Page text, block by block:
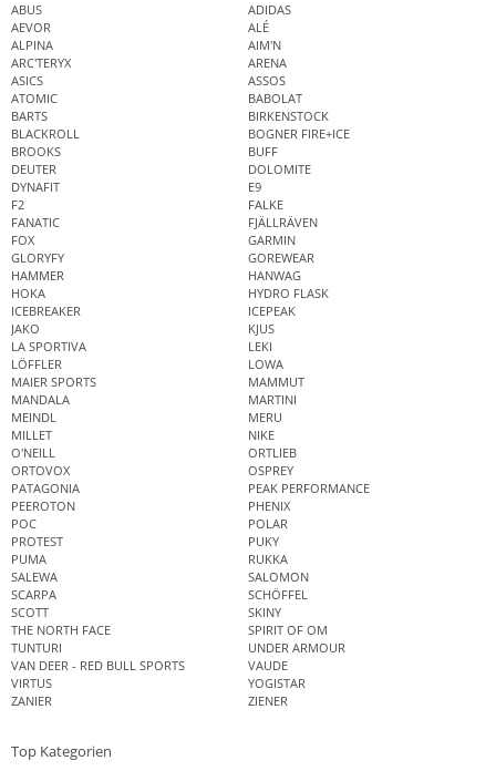
ABUS
ADIDAS
AEVOR
ALÉ
ALPINA
AIM'N
ARC'TERYX
ARENA
ASICS
ASSOS
ATOMIC
BABOLAT
BARTS
BIRKENSTOCK
BLACKROLL
BOGNER FIRE+ICE
BROOKS
BUFF
DEUTER
DOLOMITE
DYNAFIT
E9
F2
FALKE
FANATIC
FJÄLLRÄVEN
FOX
GARMIN
GLORYFY
GOREWEAR
HAMMER
HANWAG
HOKA
HYDRO FLASK
ICEBREAKER
ICEPEAK
JAKO
KJUS
LA SPORTIVA
LEKI
LÖFFLER
LOWA
MAIER SPORTS
MAMMUT
MANDALA
MARTINI
MEINDL
MERU
MILLET
NIKE
O'NEILL
ORTLIEB
ORTOVOX
OSPREY
PATAGONIA
PEAK PERFORMANCE
PEEROTON
PHENIX
POC
POLAR
PROTEST
PUKY
PUMA
RUKKA
SALEWA
SALOMON
SCARPA
SCHÖFFEL
SCOTT
SKINY
THE NORTH FACE
SPIRIT OF OM
TUNTURI
UNDER ARMOUR
VAN DEER - RED BULL SPORTS
VAUDE
VIRTUS
YOGISTAR
ZANIER
ZIENER
Top Kategorien